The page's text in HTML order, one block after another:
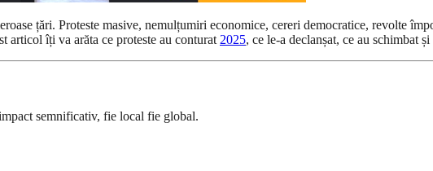
țări. Proteste masive, nemulțumiri economice, cereri democratice, revolte
articol îți va arăta ce proteste au conturat 2025, ce le-a declanșat, ce au schimbat
semnificativ, fie local fie global.